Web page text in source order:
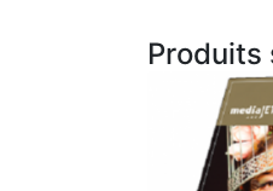
Produits